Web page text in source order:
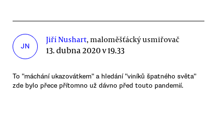
JN
Jiří Nushart, maloměšťácký usmiřovač
13. dubna 2020 v 19.33
To "máchání ukazovátkem" a hledání "viníků špatného světa"
zde bylo přece přítomno už dávno před touto pandemií.